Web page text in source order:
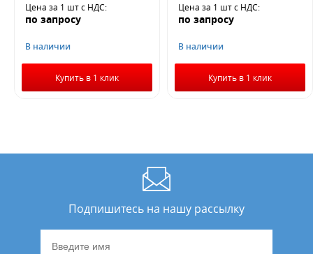
Цена за 1 штс НДС:
по запросу
В наличии
Купить в 1 клик
Цена за 1 штс НДС:
по запросу
В наличии
Купить в 1 клик
Подпишитесь на нашу рассылку